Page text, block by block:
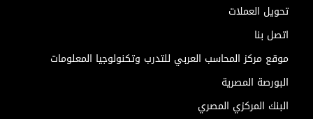
تحويل العملات
اتصل بنا
موقع مركز المحاسب العربي للتدرب وتكنولوجيا المعلومات
البورصة المصرية
البنك المركزي المصري